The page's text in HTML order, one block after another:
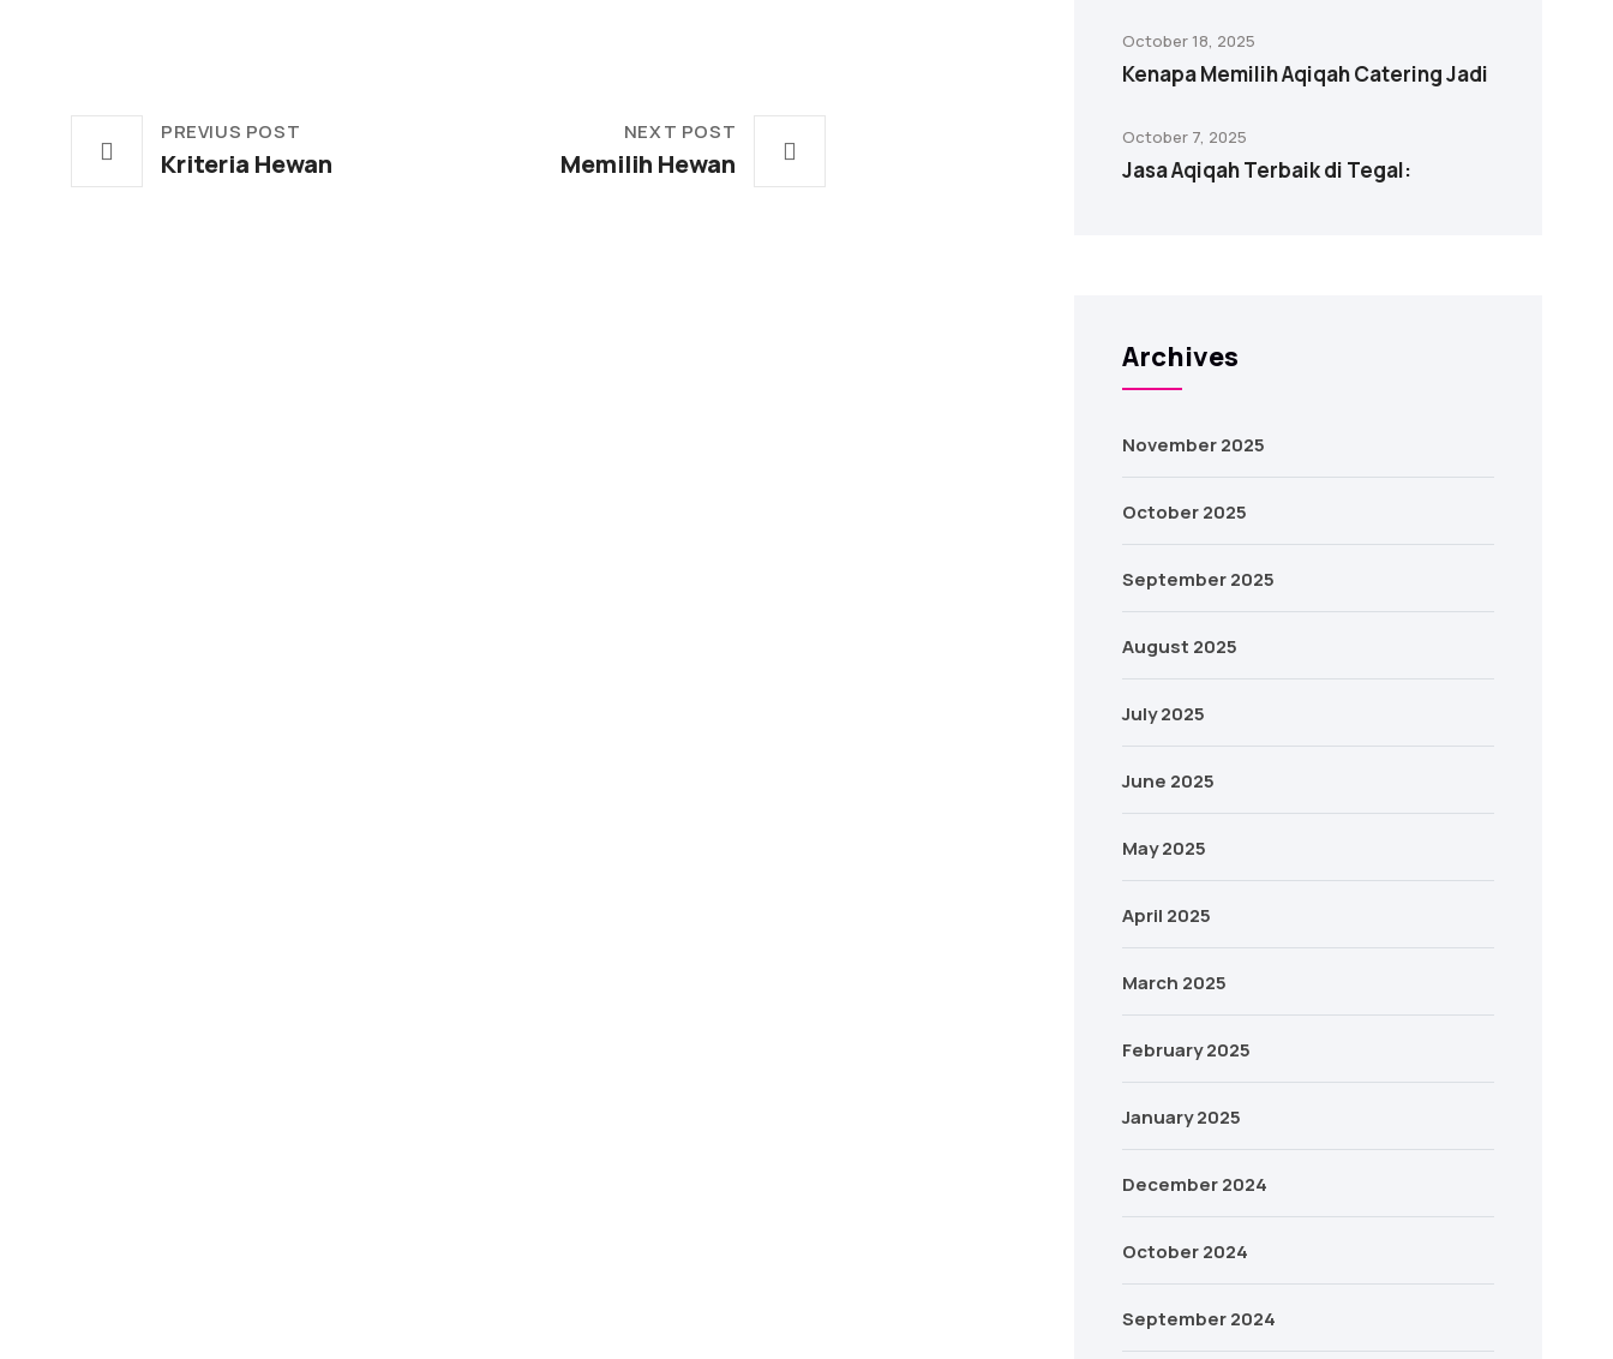
PREVIUS POST
Kriteria Hewan
NEXT POST
Memilih Hewan
October 18, 2025
Kenapa Memilih Aqiqah Catering Jadi
October 7, 2025
Jasa Aqiqah Terbaik di Tegal:
Archives
November 2025
October 2025
September 2025
August 2025
July 2025
June 2025
May 2025
April 2025
March 2025
February 2025
January 2025
December 2024
October 2024
September 2024